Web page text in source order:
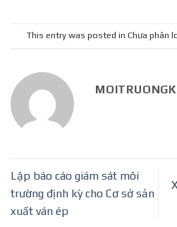
This entry was posted in Chưa phân
Lập báo cáo giám sát môi
trường định kỳ cho Cơ sở sản
xuất ván ép